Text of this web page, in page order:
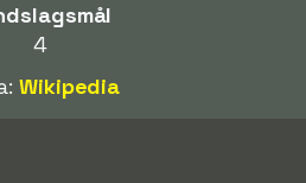
4
Wikipedia